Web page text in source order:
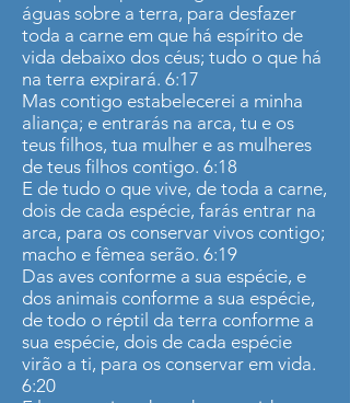
águas sobre a terra, para desfazer
toda a carne em que há espírito de
vida debaixo dos céus; tudo o que há
na terra expirará. 6:17
Mas contigo estabelecerei a minha
aliança; e entrarás na arca, tu e os
teus filhos, tua mulher e as mulheres
de teus filhos contigo. 6:18
E de tudo o que vive, de toda a carne,
dois de cada espécie, farás entrar na
arca, para os conservar vivos contigo;
macho e fêmea serão. 6:19
Das aves conforme a sua espécie, e
dos animais conforme a sua espécie,
de todo o réptil da terra conforme a
sua espécie, dois de cada espécie
virão a ti, para os conservar em vida.
6:20